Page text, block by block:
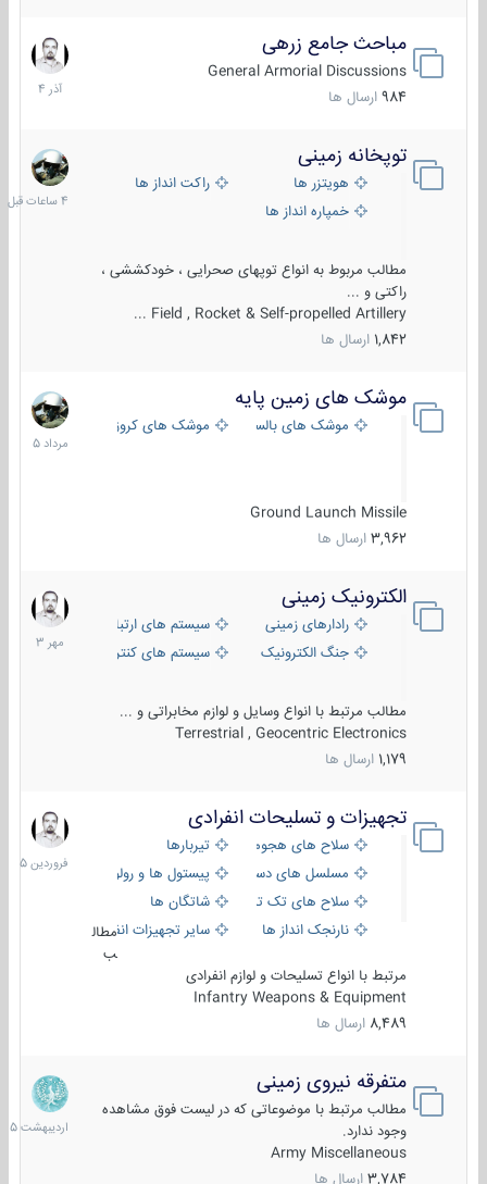
مباحث جامع زرهی
General Armorial Discussions
984 ارسال ها
7
آذر
1404
توپخانه زمینی
هویتزر ها
راکت انداز ها
خمپاره انداز ها
مطالب مربوط به انواع توپهای صحرایی ، خودکششی ،
راکتی و ...
Field , Rocket & Self-propelled Artillery ...
1,842 ارسال ها
4
ساعات
قبل
موشک های زمین پایه
موشک های بالستیک موشک های کروز
Ground Launch Missile
3,962 ارسال ها
2
مرداد
1405
الکترونیک زمینی
رادارهای زمینی
سیستم های ارتباطی و جمع آوری
جنگ الکترونیک
سیستم های کنترل آتش و تجهیزات
مطالب مرتبط با انواع وسایل و لوازم مخابراتی و ...
Terrestrial , Geocentric Electronics
1,179 ارسال ها
1
مهر
1403
تجهیزات و تسلیحات انفرادی
سلاح های هجومی
تیربارها
مسلسل های دستی
پیستول ها و رولورها
سلاح های تک تیر اندازیشاتگان ها
نارنجک انداز ها
سایر تجهیزات انفرادی
مطال
ب
مرتبط با انواع تسلیحات و لوازم انفرادی
Infantry Weapons & Equipment
8,489 ارسال ها
17
فروردین
1405
متفرقه نیروی زمینی
مطالب مرتبط با موضوعاتی که در لیست فوق مشاهده
وجود ندارد.
Army Miscellaneous
3,784 ارسال ها
27
1405